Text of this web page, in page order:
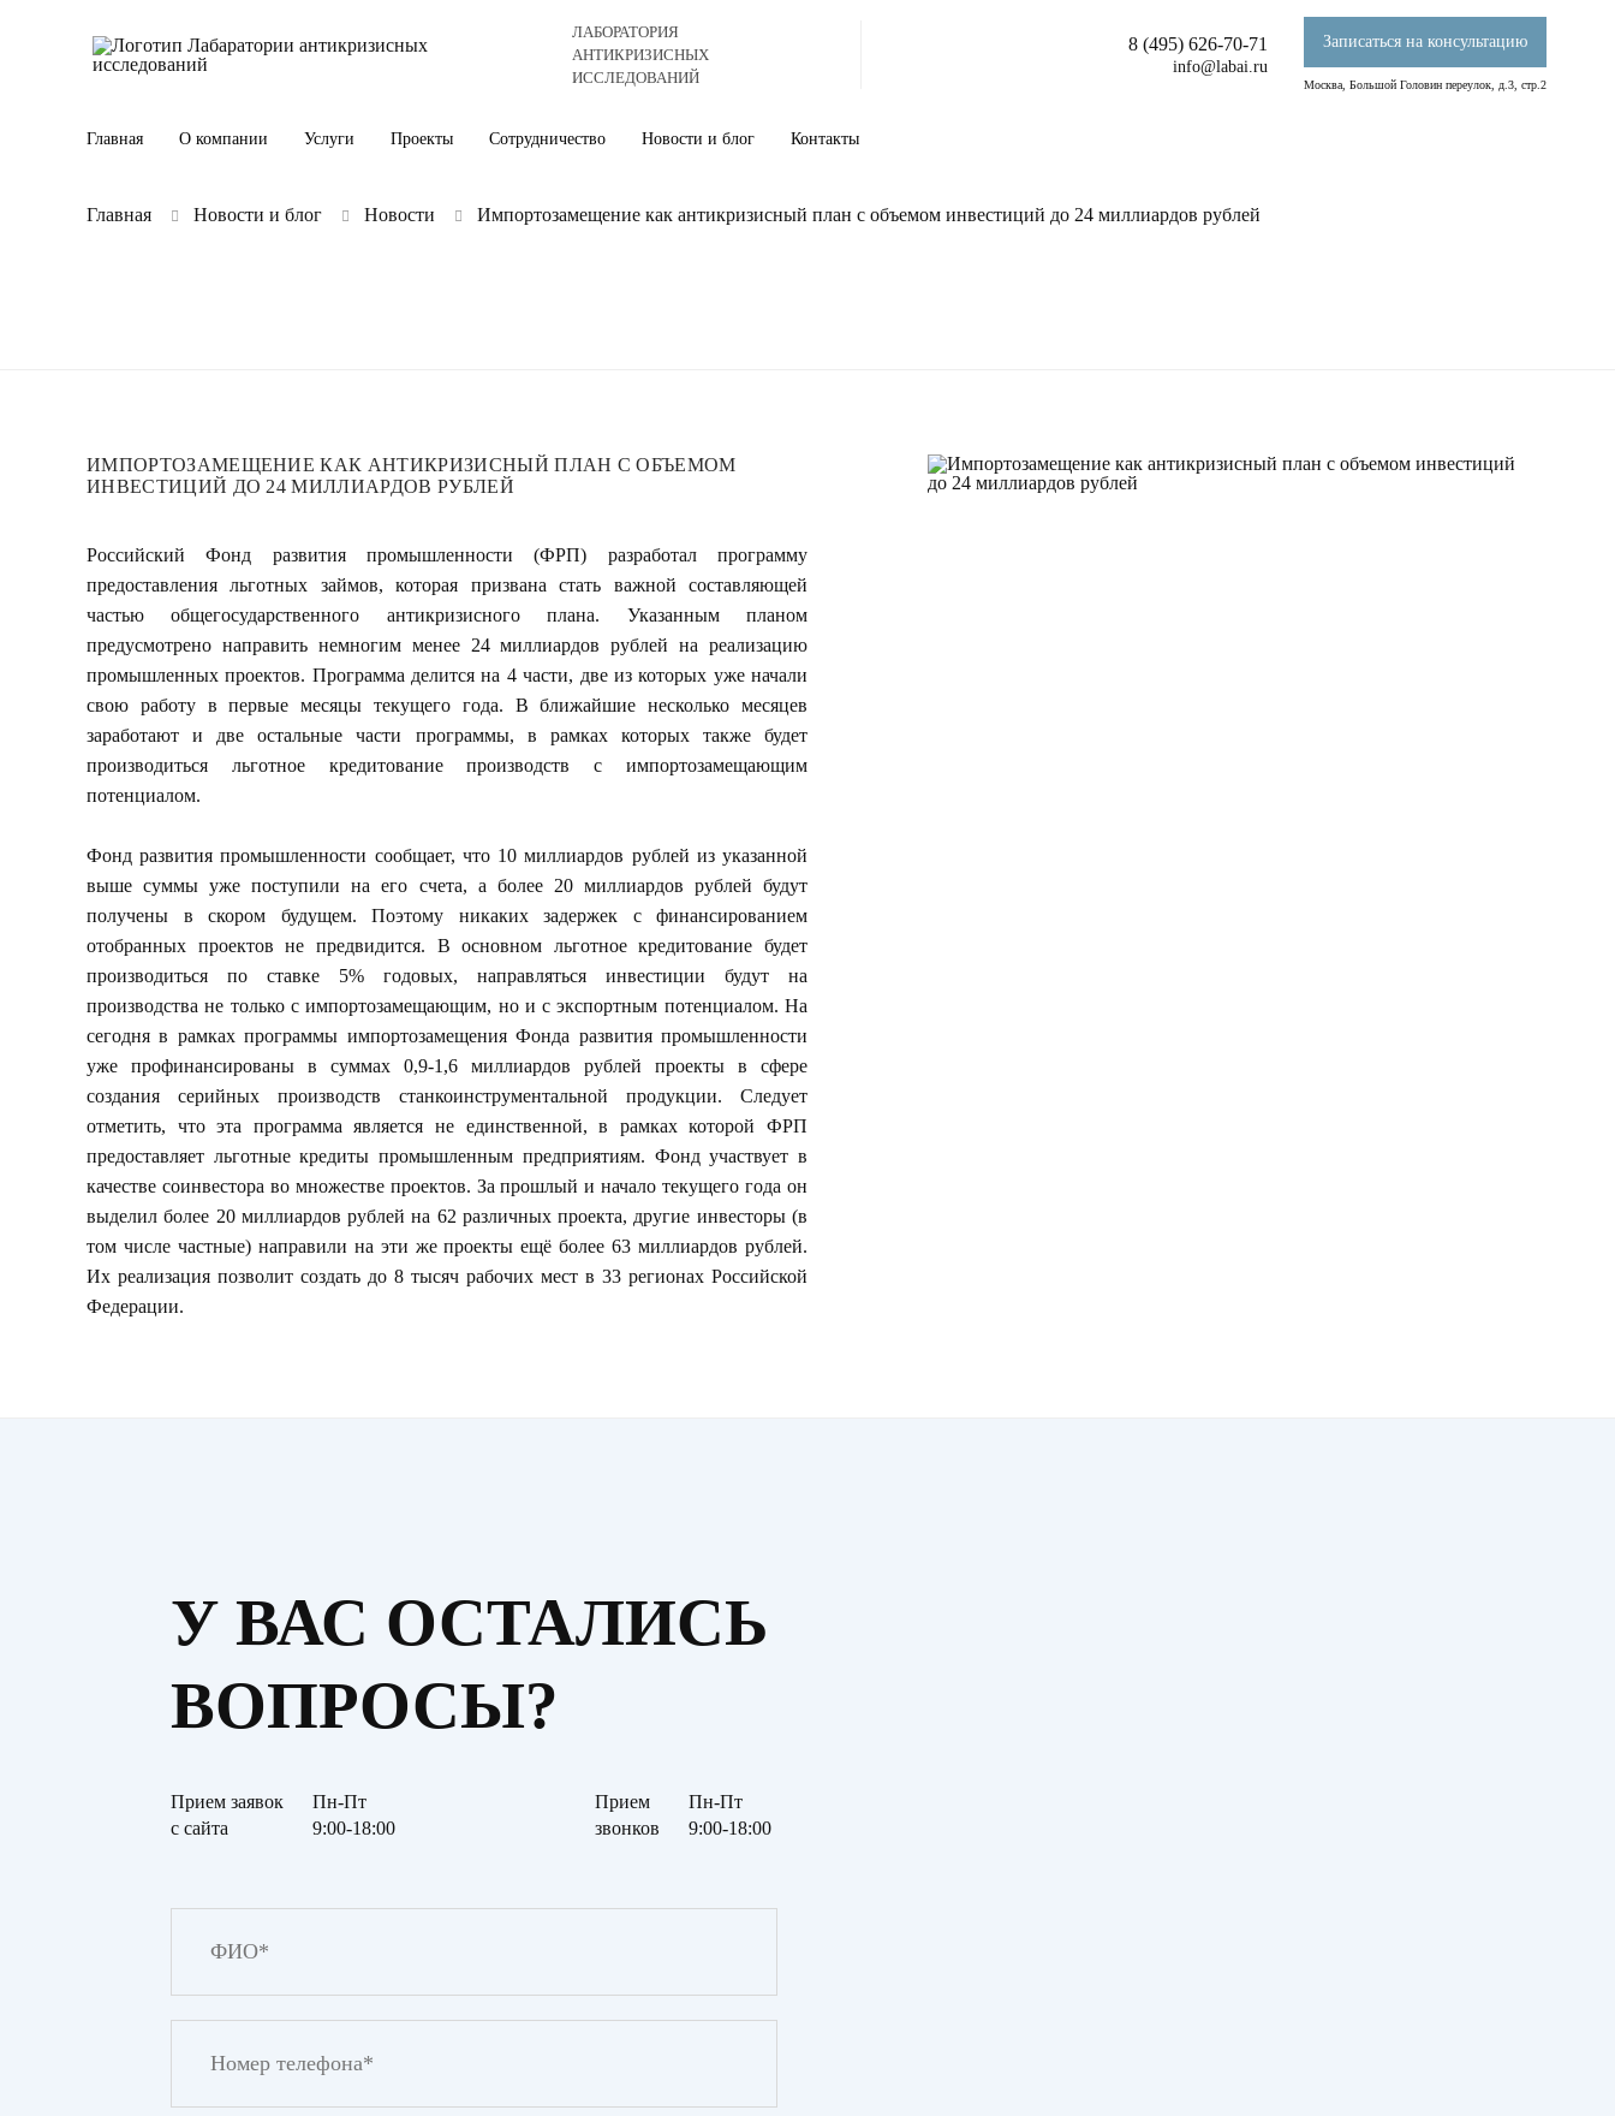
ЛАБОРАТОРИЯ
АНТИКРИЗИСНЫХ
ИССЛЕДОВАНИЙ
8 (495) 626-70-71
info@labai.ru
Записаться на консультацию
Москва, Большой Головин переулок, д.3, стр.2
Главная О компании Услуги Проекты Сотрудничество Новости и блог Контакты
Главная Новости и блог Новости Импортозамещение как антикризисный план с объемом инвестиций до 24 миллиардов рублей
ИМПОРТОЗАМЕЩЕНИЕ КАК АНТИКРИЗИСНЫЙ ПЛАН С ОБЪЕМОМ
ИНВЕСТИЦИЙ ДО 24 МИЛЛИАРДОВ РУБЛЕЙ
Российский Фонд развития промышленности (ФРП) разработал программу
предоставления льготных займов, которая призвана стать важной составляющей
частью общегосударственного антикризисного плана. Указанным планом
предусмотрено направить немногим менее 24 миллиардов рублей на реализацию
промышленных проектов. Программа делится на 4 части, две из которых уже начали
свою работу в первые месяцы текущего года. В ближайшие несколько месяцев
заработают и две остальные части программы, в рамках которых также будет
производиться льготное кредитование производств с импортозамещающим
потенциалом.
Фонд развития промышленности сообщает, что 10 миллиардов рублей из указанной
выше суммы уже поступили на его счета, а более 20 миллиардов рублей будут
получены в скором будущем. Поэтому никаких задержек с финансированием
отобранных проектов не предвидится. В основном льготное кредитование будет
производиться по ставке 5% годовых, направляться инвестиции будут на
производства не только с импортозамещающим, но и с экспортным потенциалом. На
сегодня в рамках программы импортозамещения Фонда развития промышленности
уже профинансированы в суммах 0,9-1,6 миллиардов рублей проекты в сфере
создания серийных производств станкоинструментальной продукции. Следует
отметить, что эта программа является не единственной, в рамках которой ФРП
предоставляет льготные кредиты промышленным предприятиям. Фонд участвует в
качестве соинвестора во множестве проектов. За прошлый и начало текущего года он
выделил более 20 миллиардов рублей на 62 различных проекта, другие инвесторы (в
том числе частные) направили на эти же проекты ещё более 63 миллиардов рублей.
Их реализация позволит создать до 8 тысяч рабочих мест в 33 регионах Российской
Федерации.
У ВАС ОСТАЛИСЬ
ВОПРОСЫ?
Прием заявок
с сайта
Пн-Пт
9:00-18:00
Прием
звонков
Пн-Пт
9:00-18:00